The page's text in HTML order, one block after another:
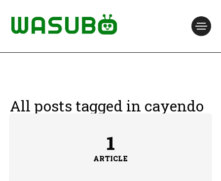
All posts tagged in cayendo
1
ARTICLE